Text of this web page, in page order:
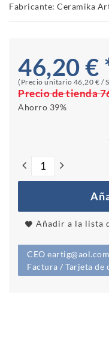
Fabricante: Ceramika
46,20 €
(Precio unitario 46,20 € /
Precio de tienda
Ahorro 39%
Añadir a la lista
CEO
Factura / Tarjeta de